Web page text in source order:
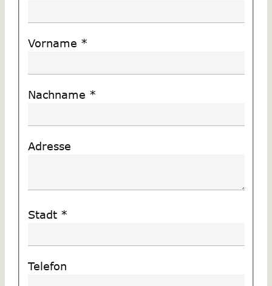
Vorname *
Nachname *
Adresse
Stadt *
Telefon